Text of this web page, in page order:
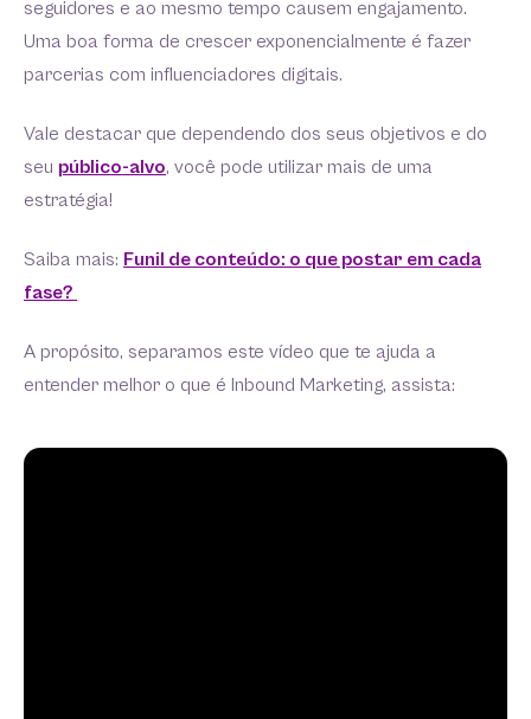
seguidores e ao mesmo tempo causem engajamento.
Uma boa forma de crescer exponencialmente é fazer
parcerias com influenciadores digitais.
Vale destacar que dependendo dos seus objetivos e do
seu público-alvo, você pode utilizar mais de uma
estratégia!
Saiba mais: Funil de conteúdo: o que postar em cada
fase?
A propósito, separamos este vídeo que te ajuda a
entender melhor o que é Inbound Marketing, assista: